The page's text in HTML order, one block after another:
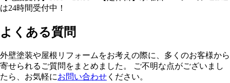
は24時間受付中！
よくある質問
外壁塗装や屋根リフォームをお考えの際に、多くのお客様から
寄せられるご質問をまとめました。 ご不明な点がございまし
たら、お気軽にお問い合わせ ください。